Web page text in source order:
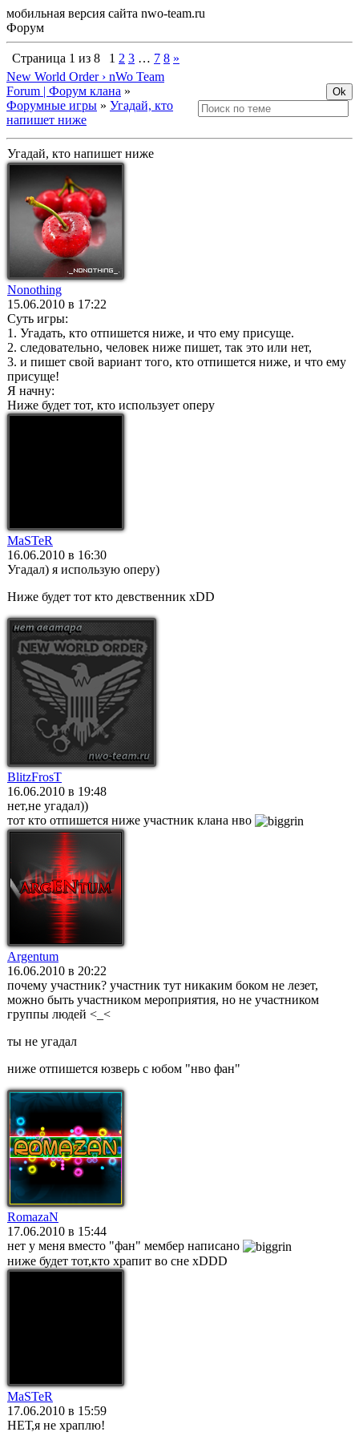
мобильная версия сайта nwo-team.ru
Форум
Страница 1 из 8 1 2 3 … 7 8 »
New World Order › nWo Team
Forum | Форум клана »
Форумные игры » Угадай, кто
напишет ниже
Угадай, кто напишет ниже
Nonothing
15.06.2010 в 17:22
Суть игры:
1. Угадать, кто отпишется ниже, и что ему присуще.
2. следовательно, человек ниже пишет, так это или нет,
3. и пишет свой вариант того, кто отпишется ниже, и что ему
присуще!
Я начну:
Ниже будет тот, кто использует оперу
MaSTeR
16.06.2010 в 16:30
Угадал) я использую оперу)
Ниже будет тот кто девственник xDD
BlitzFrosT
16.06.2010 в 19:48
нет,не угадал))
тот кто отпишется ниже участник клана нво
Argentum
16.06.2010 в 20:22
почему участник? участник тут никаким боком не лезет,
можно быть участником мероприятия, но не участником
группы людей <_<
ты не угадал
ниже отпишется юзверь с юбом "нво фан"
RomazaN
17.06.2010 в 15:44
нет у меня вместо "фан" мембер написано
ниже будет тот,кто храпит во сне xDDD
MaSTeR
17.06.2010 в 15:59
НЕТ,я не храплю!